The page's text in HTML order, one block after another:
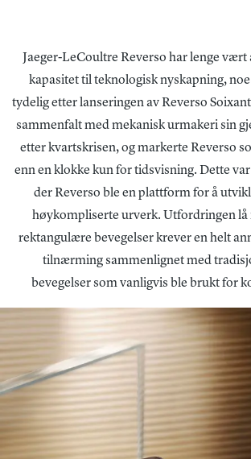
Jaeger-LeCoultre Reverso har lenge
kapasitet til teknologisk nyskapning,
tydelig etter lanseringen av Reverso
sammenfalt med mekanisk urmakeri sin
etter kvartskrisen, og markerte Reverso
enn en klokke kun for tidsvisning. Dette
der Reverso ble en plattform for å
høykompliserte urverk. Utfordringen lå
rektangulære bevegelser krever en helt
tilnærming sammenlignet med
bevegelser som vanligvis ble brukt for